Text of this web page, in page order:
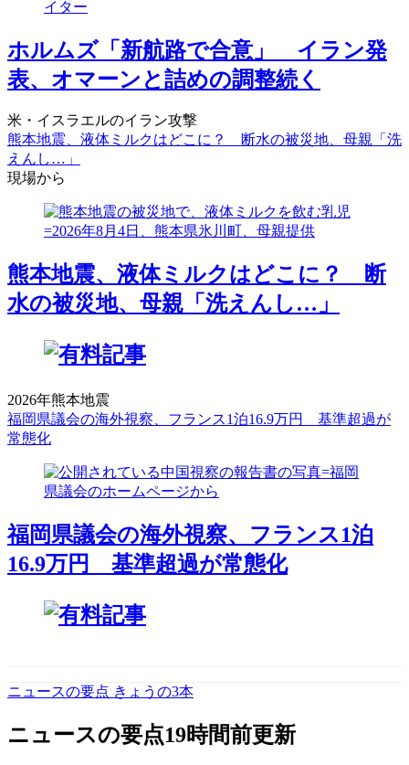
ホルムズ「新航路で合意」 イラン発
表、オマーンと詰めの調整続く
米・イスラエルのイラン攻撃
熊本地震、液体ミルクはどこに？ 断水の被災地、母親「洗
えんし…」
現場から
熊本地震、液体ミルクはどこに？ 断
水の被災地、母親「洗えんし…」
2026年熊本地震
福岡県議会の海外視察、フランス1泊16.9万円 基準超過が
常態化
福岡県議会の海外視察、フランス1泊
16.9万円 基準超過が常態化
ニュースの要点 きょうの3本
ニュースの要点19時間前更新